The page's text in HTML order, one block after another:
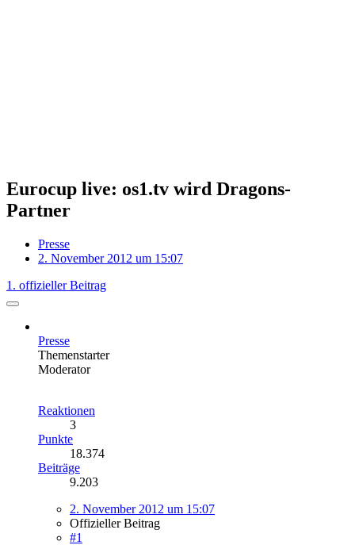
Eurocup live: os1.tv wird Dragons-
Partner
Presse
2. November 2012 um 15:07
1. offizieller Beitrag
Presse
Themenstarter
Moderator
Reaktionen
3
Punkte
18.374
Beiträge
9.203
2. November 2012 um 15:07
Offizieller Beitrag
#1